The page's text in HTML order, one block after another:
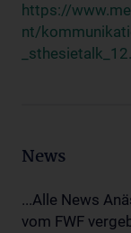
https://
nt/
News
...Alle News
vom FWF